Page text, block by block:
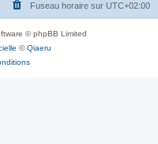
h
Fuseau horaire sur UTC+02:00
© phpBB Limited
©Qiaeru